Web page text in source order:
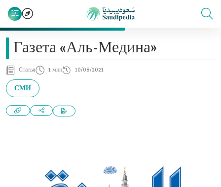
Газета «Аль-Медина»
Статья 1 мин 10/08/2021
СМИ